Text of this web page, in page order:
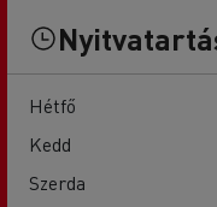
Hétfő
Kedd
Szerda